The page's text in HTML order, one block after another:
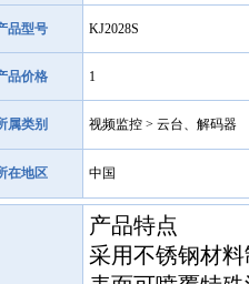
品型号 KJ2028S
品价格 1
属类别 视频监控 > 云台、解码器
在地区 中国
产品特点
采用不锈钢材料